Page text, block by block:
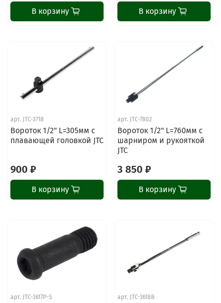
В корзину В корзину
арт. JTC-3718
Вороток 1/2" L=305мм с
плавающей головкой JTC
900 ₽
В корзину
арт. JTC-7802
Вороток 1/2" L=760мм с
шарниром и рукояткой
JTC
3 850 ₽
В корзину
арт. JTC-3617P-S арт. JTC-3618B